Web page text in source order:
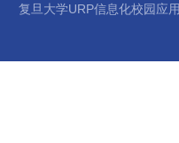
复旦大学URP信息化校园应